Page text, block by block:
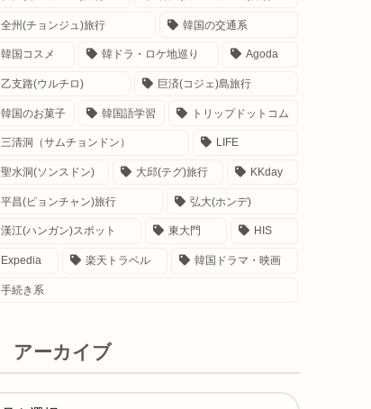
全州(チョンジュ)旅行 韓国の交通系
韓国コスメ 韓ドラ・ロケ地巡り Agoda
乙支路(ウルチロ) 巨済(コジェ)島旅行
韓国のお菓子 韓国語学習 トリップドットコム
三清洞（サムチョンドン） LIFE
聖水洞(ソンスドン) 大邱(テグ)旅行 KKday
平昌(ピョンチャン)旅行 弘大(ホンデ)
漢江(ハンガン)スポット 東大門 HIS
Expedia 楽天トラベル 韓国ドラマ・映画
手続き系
アーカイブ